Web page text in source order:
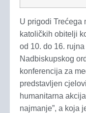
U prigodi Trećega
katoličkih obitelji
od 10. do 16.
Nadbiskupskog
konferencija za
predstavljen
humanitarna
najmanje”, a koja